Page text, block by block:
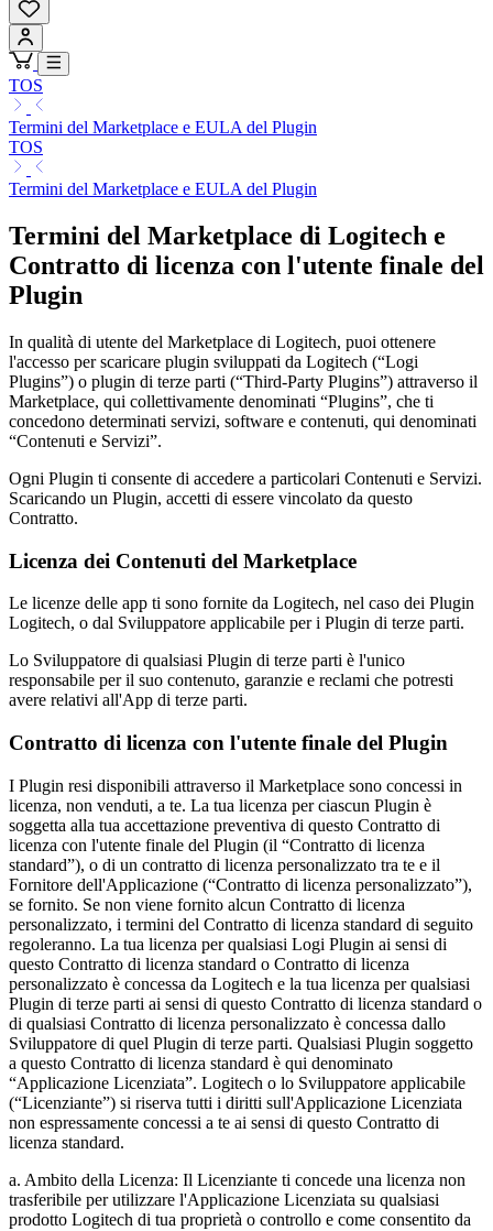
TOS
Termini del Marketplace e EULA del Plugin
TOS
Termini del Marketplace e EULA del Plugin
Termini del Marketplace di Logitech e
Contratto di licenza con l'utente finale del
Plugin
In qualità di utente del Marketplace di Logitech, puoi ottenere
l'accesso per scaricare plugin sviluppati da Logitech (“Logi
Plugins”) o plugin di terze parti (“Third-Party Plugins”) attraverso il
Marketplace, qui collettivamente denominati “Plugins”, che ti
concedono determinati servizi, software e contenuti, qui denominati
“Contenuti e Servizi”.
Ogni Plugin ti consente di accedere a particolari Contenuti e Servizi.
Scaricando un Plugin, accetti di essere vincolato da questo
Contratto.
Licenza dei Contenuti del Marketplace
Le licenze delle app ti sono fornite da Logitech, nel caso dei Plugin
Logitech, o dal Sviluppatore applicabile per i Plugin di terze parti.
Lo Sviluppatore di qualsiasi Plugin di terze parti è l'unico
responsabile per il suo contenuto, garanzie e reclami che potresti
avere relativi all'App di terze parti.
Contratto di licenza con l'utente finale del Plugin
I Plugin resi disponibili attraverso il Marketplace sono concessi in
licenza, non venduti, a te. La tua licenza per ciascun Plugin è
soggetta alla tua accettazione preventiva di questo Contratto di
licenza con l'utente finale del Plugin (il “Contratto di licenza
standard”), o di un contratto di licenza personalizzato tra te e il
Fornitore dell'Applicazione (“Contratto di licenza personalizzato”),
se fornito. Se non viene fornito alcun Contratto di licenza
personalizzato, i termini del Contratto di licenza standard di seguito
regoleranno. La tua licenza per qualsiasi Logi Plugin ai sensi di
questo Contratto di licenza standard o Contratto di licenza
personalizzato è concessa da Logitech e la tua licenza per qualsiasi
Plugin di terze parti ai sensi di questo Contratto di licenza standard o
di qualsiasi Contratto di licenza personalizzato è concessa dallo
Sviluppatore di quel Plugin di terze parti. Qualsiasi Plugin soggetto
a questo Contratto di licenza standard è qui denominato
“Applicazione Licenziata”. Logitech o lo Sviluppatore applicabile
(“Licenziante”) si riserva tutti i diritti sull'Applicazione Licenziata
non espressamente concessi a te ai sensi di questo Contratto di
licenza standard.
a. Ambito della Licenza: Il Licenziante ti concede una licenza non
trasferibile per utilizzare l'Applicazione Licenziata su qualsiasi
prodotto Logitech di tua proprietà o controllo e come consentito da